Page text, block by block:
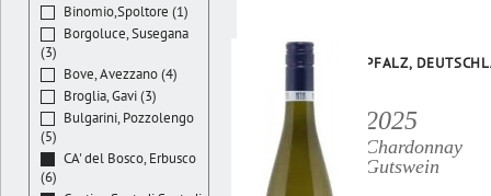
PFALZ,
2025
Chardonnay
Gutswein
Binomio,Spoltore (1)
Borgoluce, Susegana
(3)
Bove, Avezzano (4)
Broglia, Gavi (3)
Bulgarini, Pozzolengo
(5)
CA' del Bosco, Erbusco
(6)